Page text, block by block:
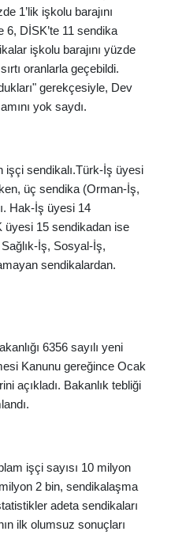
1’lik işkolu barajını
6, DİSK’te 11 sendika
işkolu barajını yüzde
oranlarla geçebildi.
gerekçesiyle, Dev
yok saydı.
işçi sendikalı.Türk-İş üyesi
üç sendika (Orman-İş,
Hak-İş üyesi 14
üyesi 15 sendikadan ise
İş, Sosyal-İş,
sendikalardan.
6356 sayılı yeni
Kanunu gereğince Ocak
açıkladı. Bakanlık tebliği
işçi sayısı 10 milyon
2 bin, sendikalaşma
adeta sendikaları
ilk olumsuz sonuçları